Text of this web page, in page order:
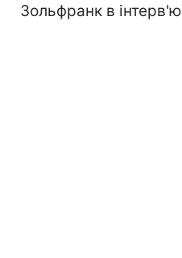
Зольфранк в інтерв'ю